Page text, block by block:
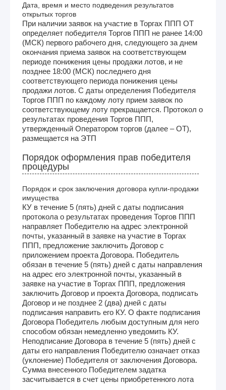
Дата, время и место подведения результатов
открытых торгов
При наличии заявок на участие в Торгах ППП ОТ
определяет победителя Торгов ППП не ранее 14:00
(МСК) первого рабочего дня, следующего за днем
окончания приема заявок на соответствующем
периоде понижения цены продажи лотов, и не
позднее 18:00 (МСК) последнего дня
соответствующего периода понижения цены
продажи лотов. С даты определения Победителя
Торгов ППП по каждому лоту прием заявок по
соответствующему лоту прекращается. Протокол о
результатах проведения Торгов ППП,
утвержденный Оператором торгов (далее – ОТ),
размещается на ЭТП
Порядок оформления прав победителя
процедуры
Порядок и срок заключения договора купли-продажи
имущества
КУ в течение 5 (пять) дней с даты подписания
протокола о результатах проведения Торгов ППП
направляет Победителю на адрес электронной
почты, указанный в заявке на участие в Торгах
ППП, предложение заключить Договор с
приложением проекта Договора. Победитель
обязан в течение 5 (пять) дней с даты направления
на адрес его электронной почты, указанный в
заявке на участие в Торгах ППП, предложения
заключить Договор и проекта Договора, подписать
Договор и не позднее 2 (два) дней с даты
подписания направить его КУ. О факте подписания
Договора Победитель любым доступным для него
способом обязан немедленно уведомить КУ.
Неподписание Договора в течение 5 (пять) дней с
даты его направления Победителю означает отказ
(уклонение) Победителя от заключения Договора.
Сумма внесенного Победителем задатка
засчитывается в счет цены приобретенного лота